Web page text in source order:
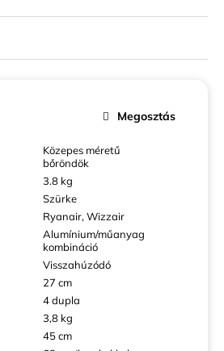
Közepes méretű
bőröndök
3.8 kg
Szürke
Ryanair, Wizzair
Alumínium/műanyag
kombináció
Visszahúzódó
27 cm
4 dupla
3,8 kg
45 cm
Megosztás